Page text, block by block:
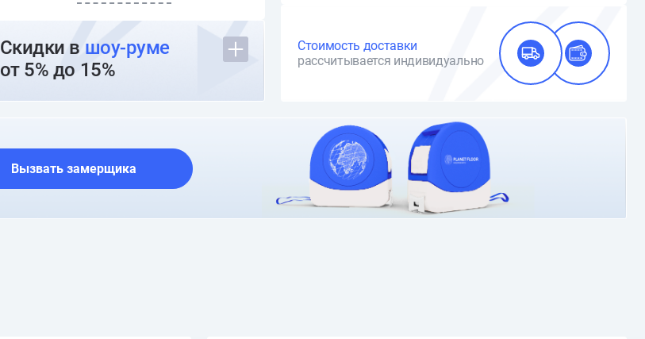
Скидки в шоу-руме
от 5% до 15%
Стоимость доставки
рассчитывается индивидуально
О доставке и оплате
Вызвать замерщика